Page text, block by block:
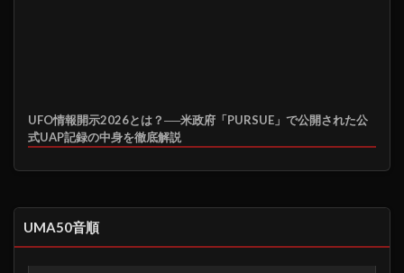
UFO情報開示2026とは？──米政府「PURSUE」で公開された公
式UAP記録の中身を徹底解説
UMA50音順